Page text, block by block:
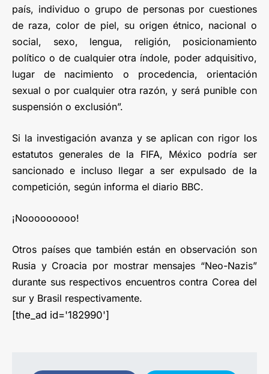
país, individuo o grupo de personas por cuestiones
de raza, color de piel, su origen étnico, nacional o
social, sexo, lengua, religión, posicionamiento
político o de cualquier otra índole, poder adquisitivo,
lugar de nacimiento o procedencia, orientación
sexual o por cualquier otra razón, y será punible con
suspensión o exclusión”.
Si la investigación avanza y se aplican con rigor los
estatutos generales de la FIFA, México podría ser
sancionado e incluso llegar a ser expulsado de la
competición, según informa el diario BBC.
¡Nooooooooo!
Otros países que también están en observación son
Rusia y Croacia por mostrar mensajes “Neo-Nazis”
durante sus respectivos encuentros contra Corea del
sur y Brasil respectivamente.
[the_ad id='182990']